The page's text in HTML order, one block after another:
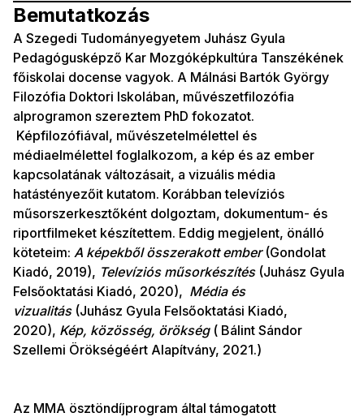
Bemutatkozás
A Szegedi Tudományegyetem Juhász Gyula
Pedagógusképző Kar Mozgóképkultúra Tanszékének
főiskolai docense vagyok. A Málnási Bartók György
Filozófia Doktori Iskolában, művészetfilozófia
alprogramon szereztem PhD fokozatot.
Képfilozófiával, művészetelmélettel és
médiaelmélettel foglalkozom, a kép és az ember
kapcsolatának változásait, a vizuális média
hatástényezőit kutatom. Korábban televíziós
műsorszerkesztőként dolgoztam, dokumentum- és
riportfilmeket készítettem. Eddig megjelent, önálló
köteteim: A képekből összerakott ember(Gondolat
Kiadó, 2019), Televíziós műsorkészítés(Juhász Gyula
Felsőoktatási Kiadó, 2020), Média és
vizualitás(Juhász Gyula Felsőoktatási Kiadó,
2020), Kép, közösség, örökség( Bálint Sándor
Szellemi Örökségéért Alapítvány, 2021.)
Az MMA ösztöndíjprogram által támogatott